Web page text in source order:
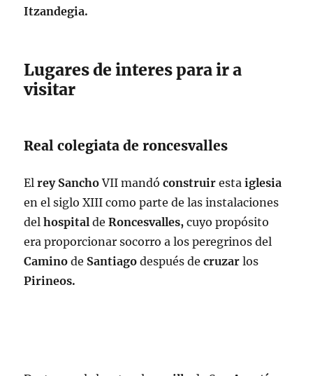
Itzandegia.
Lugares de interes para ir a
visitar
Real colegiata de roncesvalles
Elrey SanchoVII mandóconstruir estaiglesia
en el siglo XIII como parte de las instalaciones
delhospital deRoncesvalles, cuyo propósito
era proporcionar socorro a los peregrinos del
Camino de Santiago después decruzar los
Pirineos.